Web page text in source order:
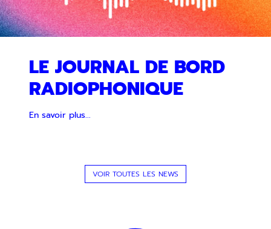
LE JOURNAL DE BORD
RADIOPHONIQUE
En savoir plus...
VOIR TOUTES LES NEWS